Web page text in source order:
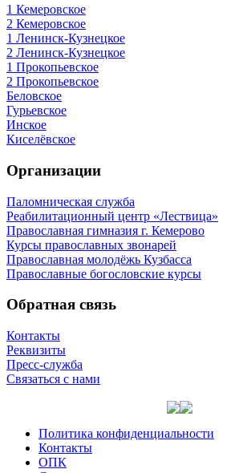
1 Кемеровское
2 Кемеровское
1 Ленинск-Кузнецкое
2 Ленинск-Кузнецкое
1 Прокопьевское
2 Прокопьевское
Беловское
Гурьевское
Инское
Киселёвское
Организации
Паломническая служба
Реабилитационный центр «Лествица»
Православная гимназия г. Кемерово
Курсы православных звонарей
Православная молодёжь Кузбасса
Православные богословские курсы
Обратная связь
Контакты
Реквизиты
Пресс-служба
Связаться с нами
Политика конфиденциальности
Контакты
ОПК